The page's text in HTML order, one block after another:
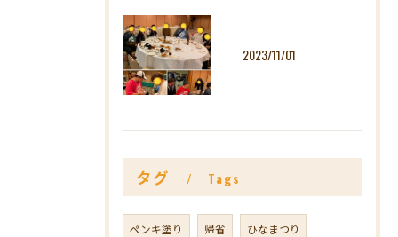
2023/11/01
タグ Tags
ペンキ塗り 帰省 ひなまつり